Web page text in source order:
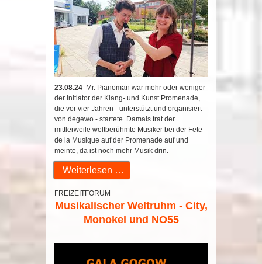
23.08.24 Mr. Pianoman war mehr oder weniger
der Initiator der Klang- und Kunst Promenade,
die vor vier Jahren - unterstützt und organisiert
von degewo - startete. Damals trat der
mittlerweile weltberühmte Musiker bei der Fete
de la Musique auf der Promenade auf und
meinte, da ist noch mehr Musik drin.
Weiterlesen …
FREIZEITFORUM
Musikalischer Weltruhm - City,
Monokel und NO55